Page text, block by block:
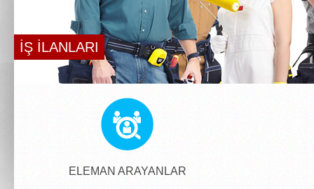
İŞ İLANLARI
ELEMAN ARAYANLAR